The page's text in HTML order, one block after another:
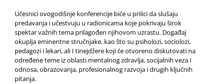
Učesnici ovogodišnje konferencije biće u prilici da slušaju
predavanja i učestvuju u radionicama koje pokrivaju širok
spektar važnih tema prilagođen njihovom uzrastu. Događaj
okuplja eminentne stručnjake, kao što su psiholozi, sociolozi,
pedagozi i lekari, ali I tinejdžere koji će otvoreno diskutovati na
određene teme iz oblasti mentalnog zdravlja, socijalnih veza I
odnosa, obrazovanja, profesionalnog razvoja i drugih ključnih
pitanja.